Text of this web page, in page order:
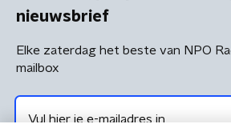
nieuwsbrief
Elke zaterdag het beste van NPO
mailbox